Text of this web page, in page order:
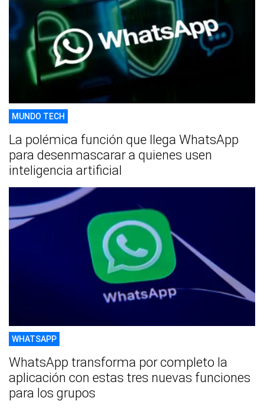
MUNDO TECH
La polémica función que llega WhatsApp
para desenmascarar a quienes usen
inteligencia artificial
WHATSAPP
WhatsApp transforma por completo la
aplicación con estas tres nuevas funciones
para los grupos